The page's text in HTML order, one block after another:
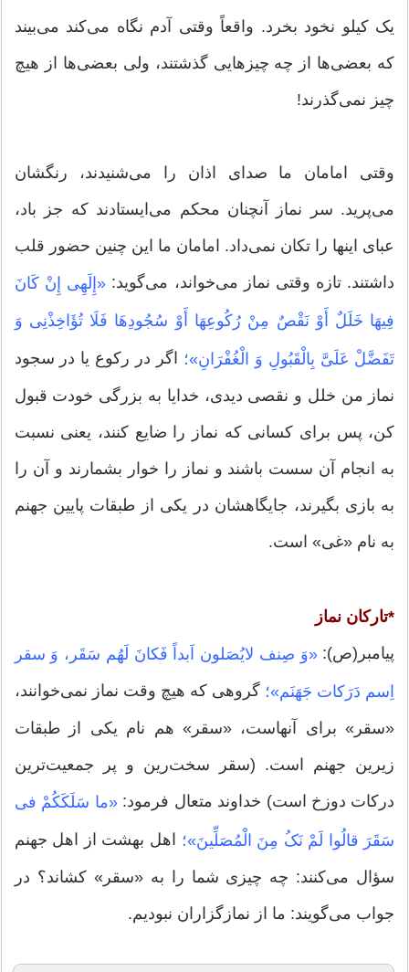
یک کیلو نخود بخرد. واقعاً وقتی آدم نگاه می‌کند می‌بیند
که بعضی‌ها از چه چیزهایی گذشتند، ولی بعضی‌ها از هیچ
چیز نمی‌گذرند!
وقتی امامان ما صدای اذان را می‌شنیدند، رنگشان
می‌پرید. سر نماز آنچنان محکم می‌ایستادند که جز باد،
عبای اینها را تکان نمی‌داد. امامان ما این چنین حضور قلب
داشتند. تازه وقتی نماز می‌خواند، می‌گوید: «إِلَهِی إِنْ کَانَ
فِیهَا خَلَلٌ أَوْ نَقْصٌ مِنْ رُکُوعِهَا أَوْ سُجُودِهَا فَلَا تُؤَاخِذْنِی وَ
تَفَضَّلْ عَلَیَّ بِالْقَبُولِ وَ الْغُفْرَانِ»؛ اگر در رکوع یا در سجود
نماز من خلل و نقصی دیدی، خدایا به بزرگی خودت قبول
کن‌، پس برای کسانی که نماز را ضایع کنند، یعنی نسبت
به انجام آن سست باشند و نماز را خوار بشمارند و آن را
به بازی بگیرند، جایگاهشان در یکی از طبقات پایین جهنم
به نام «غی» است.
*تارکان نماز
پیامبر(ص): «وَ صِنف لایُصَلون اَبداً فَکانَ لَهُم سَقَر، وَ سقر
اِسم دَرَکات جَهَنَم»؛ گروهی که هیچ وقت نماز نمی‌خوانند،
«سقر» برای آنهاست، «سقر» هم نام یکی از طبقات
زیرین جهنم است. (سقر سخت‌رین و پر جمعیت‌‏ترین
درکات دوزخ است) خداوند متعال فرمود: «ما سَلَکَکُمْ فی‏
سَقَرَ قالُوا لَمْ نَکُ مِنَ الْمُصَلِّینَ»؛ اهل بهشت از اهل جهنم
سؤال می‌کنند: چه چیزی شما را به «سقر» کشاند؟ در
جواب می‌گویند: ما از نمازگزاران نبودیم.